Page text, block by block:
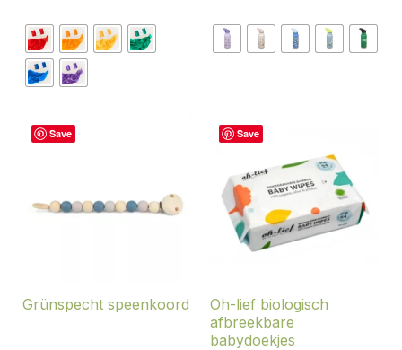
Save
Grünspecht speenkoord
Save
Oh-lief biologisch
afbreekbare
babydoekjes